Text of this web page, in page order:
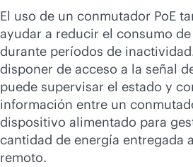
El uso de un conmutador PoE
ayudar a reducir el consumo
durante períodos de
disponer de acceso a la señal
puede supervisar el estado y
información entre un
dispositivo alimentado para
cantidad de energía entregada
remoto.